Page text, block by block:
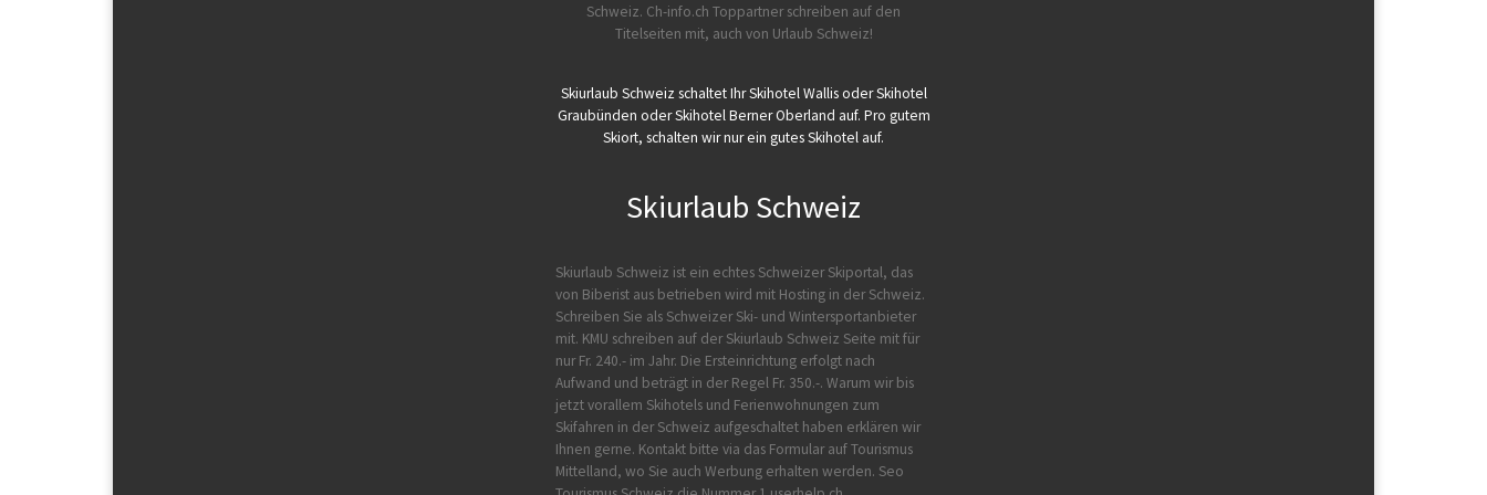
Schweiz. Ch-info.ch Toppartner schreiben auf den
Titelseiten mit, auch von Urlaub Schweiz!
Skiurlaub Schweiz schaltet Ihr Skihotel Wallis oder Skihotel
Graubünden oder Skihotel Berner Oberland auf. Pro gutem
Skiort, schalten wir nur ein gutes Skihotel auf.
Skiurlaub Schweiz
Skiurlaub Schweiz ist ein echtes Schweizer Skiportal, das
von Biberist aus betrieben wird mit Hosting in der Schweiz.
Schreiben Sie als Schweizer Ski- und Wintersportanbieter
mit. KMU schreiben auf der Skiurlaub Schweiz Seite mit für
nur Fr. 240.- im Jahr. Die Ersteinrichtung erfolgt nach
Aufwand und beträgt in der Regel Fr. 350.-. Warum wir bis
jetzt vorallem Skihotels und Ferienwohnungen zum
Skifahren in der Schweiz aufgeschaltet haben erklären wir
Ihnen gerne. Kontakt bitte via das Formular aufTourismus
Mittelland, wo Sie auch Werbung erhalten werden. Seo